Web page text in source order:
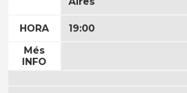
HORA
19:00
Més
INFO